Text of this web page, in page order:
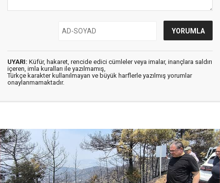
UYARI: Küfür, hakaret, rencide edici cümleler veya imalar, inançlara saldırı
içeren, imla kuralları ile yazılmamış,
Türkçe karakter kullanılmayan ve büyük harflerle yazılmış yorumlar
onaylanmamaktadır.